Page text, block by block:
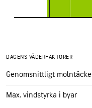
DAGENS VÄDERFAKTORER
Genomsnittligt molntäcke
Max. vindstyrka i byar